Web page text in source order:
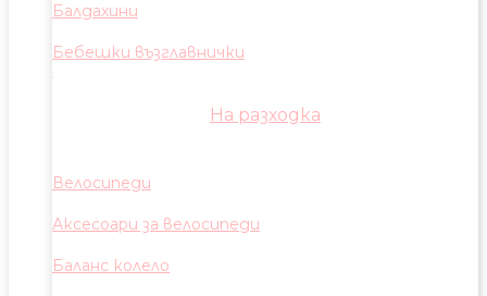
Балдахини
Бебешки възглавнички
На разходка
Велосипеди
Аксесоари за велосипеди
Баланс колело